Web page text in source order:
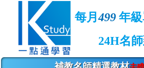
每月499年級
24H名